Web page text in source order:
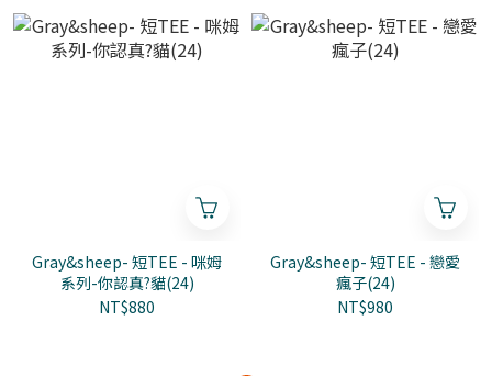
Gray&sheep- 短TEE - 咪姆
系列-你認真?貓(24)
NT$880
Gray&sheep- 短TEE - 戀愛
瘋子(24)
NT$980